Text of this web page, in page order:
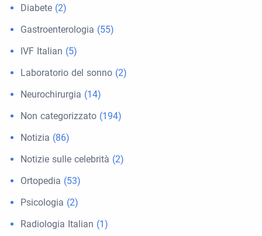
Diabete (2)
Gastroenterologia (55)
IVF Italian (5)
Laboratorio del sonno (2)
Neurochirurgia (14)
Non categorizzato (194)
Notizia (86)
Notizie sulle celebrità (2)
Ortopedia (53)
Psicologia (2)
Radiologia Italian (1)